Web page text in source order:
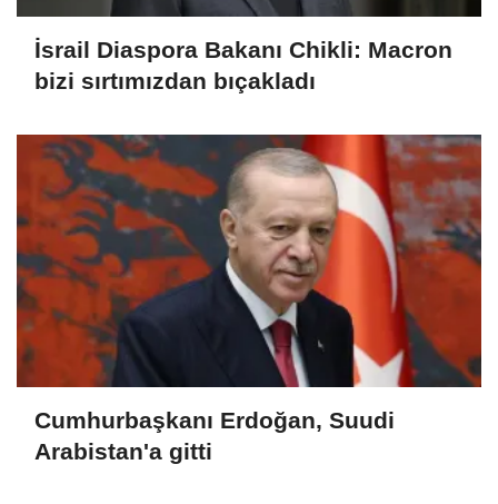
İsrail Diaspora Bakanı Chikli: Macron
bizi sırtımızdan bıçakladı
Cumhurbaşkanı Erdoğan, Suudi
Arabistan'a gitti